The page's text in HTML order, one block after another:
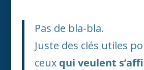
Pas de bla-bla.
Juste des clés utiles
ceux qui veulent